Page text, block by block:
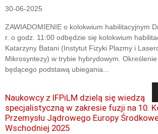
30-06-2025
ZAWIADOMIENIE o kolokwium habilitacyjnym
r. o godz. 11:00 odbędzie się kolokwium
Katarzyny Batani (Instytut Fizyki Plazmy i
Mikrosyntezy) w trybie hybrydowym.
będącego podstawą ubiegania...
Naukowcy z IFPiLM dzielą się wiedzą
specjalistyczną w zakresie fuzji na 10.
Przemysłu Jądrowego Europy
Wschodniej 2025